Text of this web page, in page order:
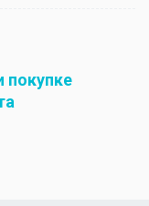
покупке